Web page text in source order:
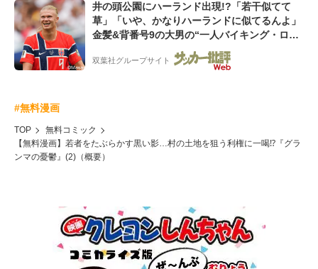
井の頭公園にハーランド出現!?「若干似てて
草」「いや、かなりハーランドに似てるんよ」
金髪&背番号9の大男の“一人バイキング・ロ
ー”映像が話題!「元気をもらった」
双葉社グループサイト
#無料漫画
TOP
無料コミック
【無料漫画】若者をたぶらかす黒い影…村の土地を狙う利権に一喝⁉『グラ
ンマの憂鬱』(2)（概要）